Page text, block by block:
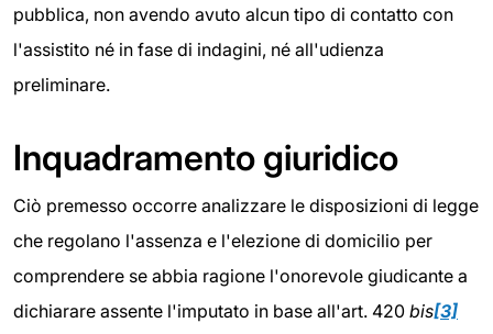
pubblica, non avendo avuto alcun tipo di contatto con
l'assistito né in fase di indagini, né all'udienza
preliminare.
Inquadramento giuridico
Ciò premesso occorre analizzare le disposizioni di legge
che regolano l'assenza e l'elezione di domicilio per
comprendere se abbia ragione l'onorevole giudicante a
dichiarare assente l'imputato in base all'art. 420 bis[3]